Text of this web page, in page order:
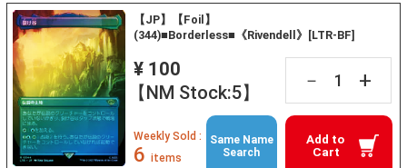
【JP】【Foil】
(344)■Borderless■《Rivendell》[LTR-BF]
¥ 100
【NM Stock:5】
－ +
Add to
Cart
Weekly Sold :
6 items
Same Name
Search